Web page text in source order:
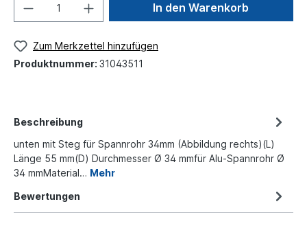
In den Warenkorb
Zum Merkzettel hinzufügen
Produktnummer: 31043511
Beschreibung
unten mit Steg für Spannrohr 34mm (Abbildung rechts)(L)
Länge 55 mm(D) Durchmesser Ø 34 mmfür Alu-Spannrohr Ø
34 mmMaterial… Mehr
Bewertungen